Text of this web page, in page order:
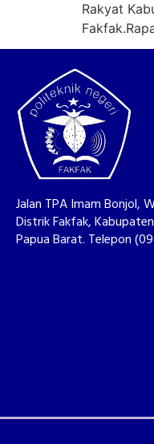
Rakyat
Jalan TPA Imam Bonjol,
Distrik Fakfak,
Papua Barat. Telepon